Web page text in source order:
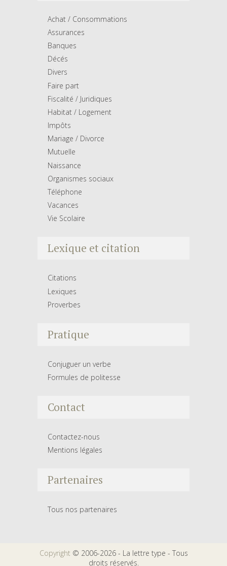
Achat / Consommations
Assurances
Banques
Décés
Divers
Faire part
Fiscalité / Juridiques
Habitat / Logement
Impôts
Mariage / Divorce
Mutuelle
Naissance
Organismes sociaux
Téléphone
Vacances
Vie Scolaire
Lexique et citation
Citations
Lexiques
Proverbes
Pratique
Conjuguer un verbe
Formules de politesse
Contact
Contactez-nous
Mentions légales
Partenaires
Tous nos partenaires
Copyright © 2006-2026 - La lettre type - Tous
droits réservés.